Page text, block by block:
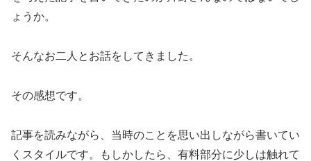
ょうか。
そんなお二人とお話をしてきました。
その感想です。
記事を読みながら、当時のことを思い出しながら書いてい
くスタイルです。もしかしたら、有料部分に少しは触れて